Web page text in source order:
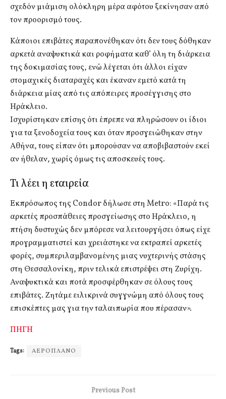
σχεδόν μιάμιση ολόκληρη μέρα αφότου ξεκίνησαν από
τον προορισμό τους.
Κάποιοι επιβάτες παραπονέθηκαν ότι δεν τους δόθηκαν
αρκετά αναψυκτικά και ροφήματα καθ’ όλη τη διάρκεια
της δοκιμασίας τους, ενώ λέγεται ότι άλλοι είχαν
στομαχικές διαταραχές και έκαναν εμετό κατά τη
διάρκεια μίας από τις απόπειρες προσέγγισης στο
Ηράκλειο.
Ισχυρίστηκαν επίσης ότι έπρεπε να πληρώσουν οι ίδιοι
για τα ξενοδοχεία τους και όταν προσγειώθηκαν στην
Αθήνα, τους είπαν ότι μπορούσαν να αποβιβαστούν εκεί
αν ήθελαν, χωρίς όμως τις αποσκευές τους.
Τι λέει η εταιρεία
Εκπρόσωπος της Condor δήλωσε στη Metro: «Παρά τις
αρκετές προσπάθειες προσγείωσης στο Ηράκλειο, η
πτήση δυστυχώς δεν μπόρεσε να λειτουργήσει όπως είχε
προγραμματιστεί και χρειάστηκε να εκτραπεί αρκετές
φορές, συμπεριλαμβανομένης μιας νυχτερινής στάσης
στη Θεσσαλονίκη, πριν τελικά επιστρέψει στη Ζυρίχη.
Αναψυκτικά και ποτά προσφέρθηκαν σε όλους τους
επιβάτες. Ζητάμε ειλικρινά συγγνώμη από όλους τους
επισκέπτες μας για την ταλαιπωρία που πέρασαν».
ΠΗΓΗ
Tags: ΑΕΡΟΠΛΑΝΟ
Previous Post